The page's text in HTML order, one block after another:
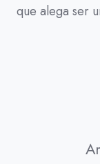
que alega ser